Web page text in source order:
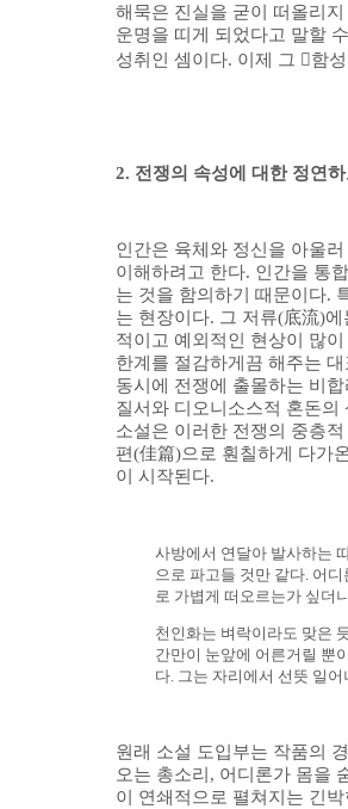
해묵은 진실을 굳이 떠올리
운명을 띠게 되었다고 말할
성취인 셈이다. 이제 그 󰡔함성
2. 전쟁의 속성에 대한 정연
인간은 육체와 정신을 아울
이해하려고 한다. 인간을 통
는 것을 함의하기 때문이다.
는 현장이다. 그 저류(底流)에
적이고 예외적인 현상이 많
한계를 절감하게끔 해주는
동시에 전쟁에 출몰하는 비
질서와 디오니소스적 혼돈
소설은 이러한 전쟁의 중층
편(佳篇)으로 훤칠하게 다가
이 시작된다.
사방에서 연달아 발사하는
으로 파고들 것만 같다 어디
로 가볍게 떠오르는가 싶더
천인화는 벼락이라도 맞은
간만이 눈앞에 어른거릴 뿐
다 그는 자리에서 선뜻 일
원래 소설 도입부는 작품의
오는 총소리 , 어디론가 몸을
이 연쇄적으로 펼쳐지는 긴